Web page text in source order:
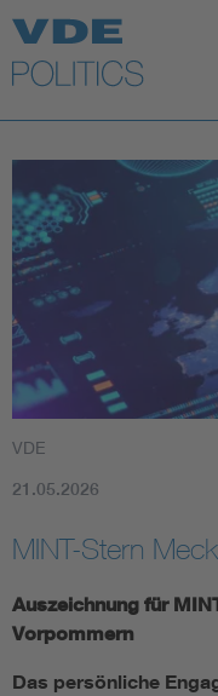
Top Themen
Fokusthemen
Energy
AI & Digital
Mobility
Electromobility
VDE
21.05.2026
MINT-Stern
Auszeichnung für
Vorpommern
Das persönliche